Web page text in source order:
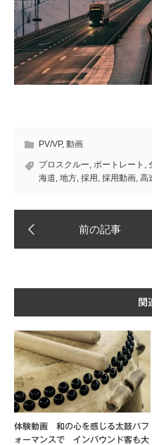
PV/VP, 動画
プロスクルー, ポートレート ,
海道, 地方, 採用 , 採用動画, 高
関
体験動画 和の心を感じる太鼓パフ
ォーマンスで インバウンド客も大